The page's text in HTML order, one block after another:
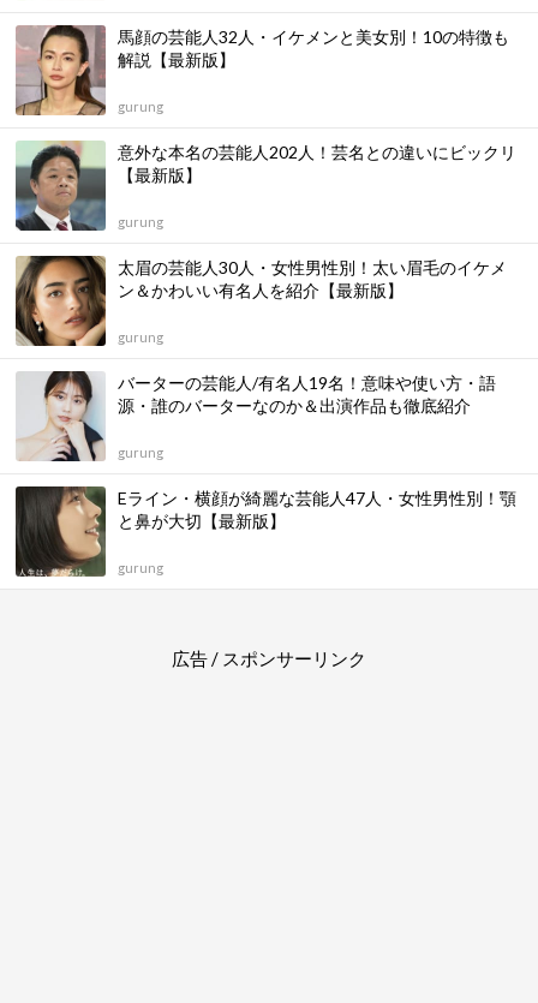
馬顔の芸能人32人・イケメンと美女別！10の特徴も
解説【最新版】
gurung
意外な本名の芸能人202人！芸名との違いにビックリ
【最新版】
gurung
太眉の芸能人30人・女性男性別！太い眉毛のイケメ
ン＆かわいい有名人を紹介【最新版】
gurung
バーターの芸能人/有名人19名！意味や使い方・語
源・誰のバーターなのか＆出演作品も徹底紹介
gurung
Eライン・横顔が綺麗な芸能人47人・女性男性別！顎
と鼻が大切【最新版】
gurung
広告 / スポンサーリンク